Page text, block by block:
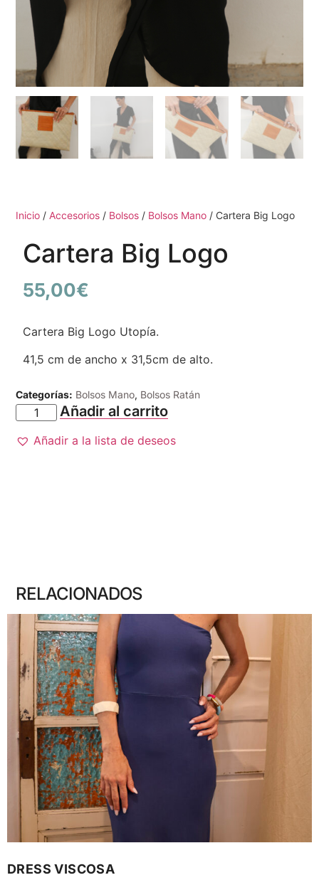
Inicio / Accesorios / Bolsos / Bolsos Mano / Cartera Big Logo
Cartera Big Logo
55,00€
Cartera Big Logo Utopía.
41,5 cm de ancho x 31,5cm de alto.
Categorías: Bolsos Mano, Bolsos Ratán
Añadir al carrito
Añadir a la lista de deseos
RELACIONADOS
DRESS VISCOSA